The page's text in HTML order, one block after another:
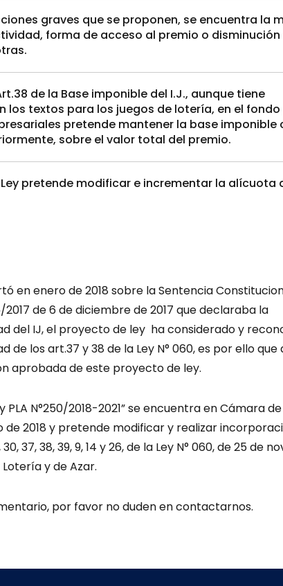
graves que se proponen, se encuentra la
forma de acceso al premio o
de la Base imponible del I.J., aunque tiene
los textos para los juegos de lotería, en el
pretende mantener la base imponible
sobre el valor total del premio.
pretende modificar e incrementar la alícuota
en enero de 2018 sobre la Sentencia
de 6 de diciembre de 2017 que declaraba la
del IJ, el proyecto de ley ha considerado y
de los art.37 y 38 de la Ley N° 060, es por ello que
aprobada de este proyecto de ley.
PLA N°250/2018-2021” se encuentra en Cámara
de 2018 y pretende modificar y realizar
37, 38, 39, 9, 14 y 26, de la Ley N° 060, de 25 de
y de Azar.
por favor no duden en contactarnos.